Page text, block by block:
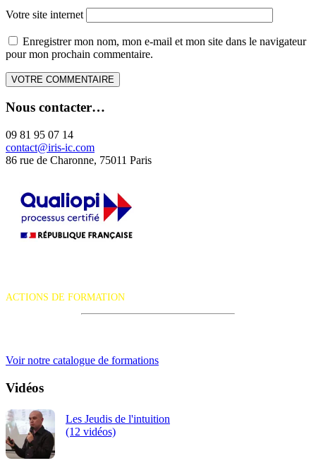
Votre site internet
Enregistrer mon nom, mon e-mail et mon site dans le navigateur
pour mon prochain commentaire.
Nous contacter…
09 81 95 07 14
contact@iris-ic.com
86 rue de Charonne, 75011 Paris
ACTIONS DE FORMATION
Voir notre catalogue de formations
Vidéos
Les Jeudis de l'intuition
(12 vidéos)